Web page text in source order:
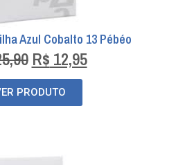
Azul Cobalto 13 Pébéo
R$ 12,95
PRODUTO